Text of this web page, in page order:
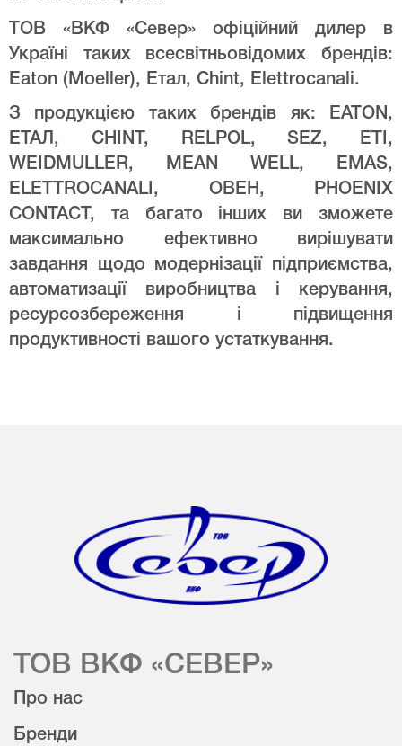
ТОВ «ВКФ «Север» офіційний дилер в
Україні таких всесвітньовідомих брендів:
Eaton (Moeller), Етал, Chint, Elettrocanali.
З продукцією таких брендів як: EATON,
ЕТАЛ, CHINT, RELPOL, SEZ, ETI,
WEIDMULLER, MEAN WELL, EMAS,
ELETTROCANALI, ОВЕН, PHOENIX
CONTACT, та багато інших ви зможете
максимально ефективно вирішувати
завдання щодо модернізації підприємства,
автоматизації виробництва і керування,
ресурсозбереження і підвищення
продуктивності вашого устаткування.
ТОВ ВКФ «СЕВЕР»
Про нас
Бренди